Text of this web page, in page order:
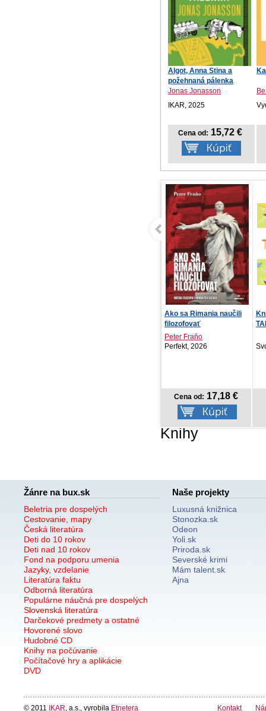
Algot, Anna Stina a
požehnaná pálenka
Jonas Jonasson
IKAR, 2025
Cena od: 15,72 €
Kniha aktivít magnetické
TANGRAMY - Zvie...
Svojtka SK, 2026
Cena od: 5,92 €
V
Knihy
Žánre na bux.sk
Beletria pre dospelých
Cestovanie, mapy
Česká literatúra
Deti do 10 rokov
Deti nad 10 rokov
Fond na podporu umenia
Jazyky, vzdelanie
Literatúra faktu
Odborná literatúra
Populárne náučná pre dospelých
Slovenská literatúra
Darčekové predmety a ostatné
Hovorené slovo
Hudobné CD
Knihy na počúvanie
Počítačové hry a aplikácie
DVD
Naše projekty
Luxusná knižnica
Stonozka.sk
Odeon
Yoli.sk
Priroda.sk
Severské krimi
Mám talent.sk
Ajna
© 2011 IKAR , a.s., vyrobila Etnetera Kontakt